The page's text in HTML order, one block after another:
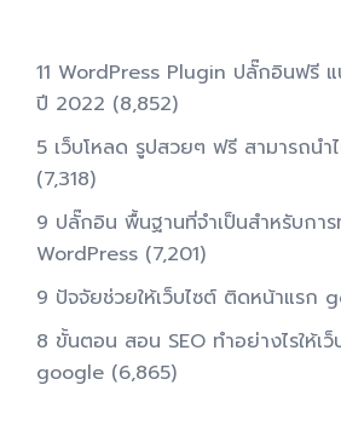
11 WordPress Plugin ปลั๊กอินฟรี แ
ปี 2022 (8,852)
5 เว็บโหลด รูปสวยๆ ฟรี สามารถนำ
(7,318)
9 ปลั๊กอิน พื้นฐานที่จำเป็นสำหรับการ
WordPress (7,201)
9 ปัจจัยช่วยให้เว็บไซต์ ติดหน้าแรก
8 ขั้นตอน สอน SEO ทําอย่างไรให้เ
google (6,865)